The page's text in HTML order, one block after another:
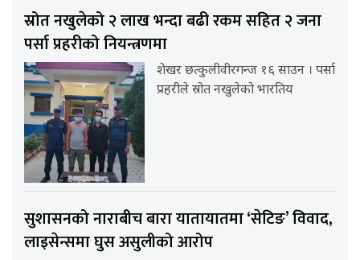
स्रोत नखुलेको २ लाख भन्दा बढी रकम सहित २ जना
पर्सा प्रहरीको नियन्त्रणमा
शेखर छत्कुलीवीरगन्ज १६ साउन । पर्सा
प्रहरीले स्रोत नखुलेको भारतिय
सुशासनको नाराबीच बारा यातायातमा ‘सेटिङ’ विवाद,
लाइसेन्समा घुस असुलीको आरोप